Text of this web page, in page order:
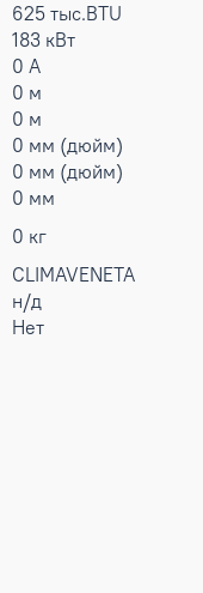
625 тыс.BTU
183 кВт
0 А
0 м
0 м
0 мм (дюйм)
0 мм (дюйм)
0 мм
0 кг
CLIMAVENETA
н/д
Нет